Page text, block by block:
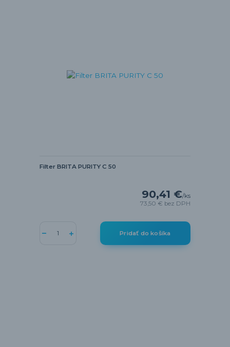
Filter BRITA PURITY C 50
90,41 €/ks
73,50 € bez DPH
Pridať do košíka